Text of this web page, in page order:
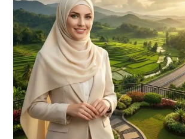
East
Bogor
Jalur
Wisata
Puncak
2